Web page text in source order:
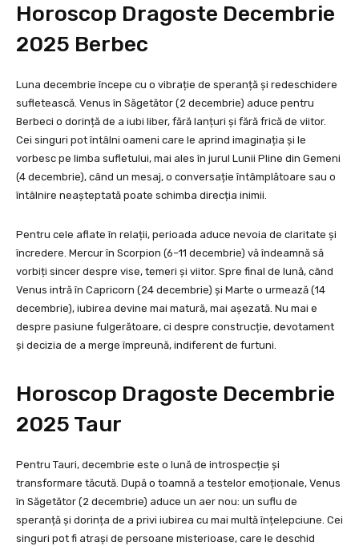
Horoscop Dragoste Decembrie
2025 Berbec
Luna decembrie începe cu o vibrație de speranță și redeschidere
sufletească. Venus în Săgetător (2 decembrie) aduce pentru
Berbeci o dorință de a iubi liber, fără lanțuri și fără frică de viitor.
Cei singuri pot întâlni oameni care le aprind imaginația și le
vorbesc pe limba sufletului, mai ales în jurul Lunii Pline din Gemeni
(4 decembrie), când un mesaj, o conversație întâmplătoare sau o
întâlnire neașteptată poate schimba direcția inimii.
Pentru cele aflate în relații, perioada aduce nevoia de claritate și
încredere. Mercur în Scorpion (6–11 decembrie) vă îndeamnă să
vorbiți sincer despre vise, temeri și viitor. Spre final de lună, când
Venus intră în Capricorn (24 decembrie) și Marte o urmează (14
decembrie), iubirea devine mai matură, mai așezată. Nu mai e
despre pasiune fulgerătoare, ci despre construcție, devotament
și decizia de a merge împreună, indiferent de furtuni.
Horoscop Dragoste Decembrie
2025 Taur
Pentru Tauri, decembrie este o lună de introspecție și
transformare tăcută. După o toamnă a testelor emoționale, Venus
în Săgetător (2 decembrie) aduce un aer nou: un suflu de
speranță și dorința de a privi iubirea cu mai multă înțelepciune. Cei
singuri pot fi atrași de persoane misterioase, care le deschid